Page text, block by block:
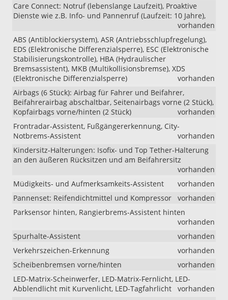
Care Connect: Notruf (lebenslange Laufzeit), Proaktive
Dienste wie z.B. Info- und Pannenruf (Laufzeit: 10 Jahre),
vorhanden
ABS (Antiblockiersystem), ASR (Antriebsschlupfregelung),
EDS (Elektronische Differenzialsperre), ESC (Elektronische
Stabilisierungskontrolle), HBA (Hydraulischer
Bremsassistent), MKB (Multikollisionsbremse), XDS
(Elektronische Differenzialsperre)
vorhanden
Airbags (6 Stück): Airbag für Fahrer und Beifahrer,
Beifahrerairbag abschaltbar, Seitenairbags vorne (2 Stück),
Kopfairbags vorne/hinten (2 Stück)
vorhanden
Frontradar-Assistent, Fußgängererkennung, City-
Notbrems-Assistent
vorhanden
Kindersitz-Halterungen: Isofix- und Top Tether-Halterung
an den äußeren Rücksitzen und am Beifahrersitz
vorhanden
Müdigkeits- und Aufmerksamkeits-Assistent
vorhanden
Pannenset: Reifendichtmittel und Kompressor
vorhanden
Parksensor hinten, Rangierbrems-Assistent hinten
vorhanden
Spurhalte-Assistent
vorhanden
Verkehrszeichen-Erkennung
vorhanden
Scheibenbremsen vorne/hinten
vorhanden
LED-Matrix-Scheinwerfer, LED-Matrix-Fernlicht, LED-
Abblendlicht mit Kurvenlicht, LED-Tagfahrlicht
vorhanden